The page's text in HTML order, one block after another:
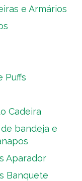
e Armários
Puffs
Cadeira
bandeja e
Aparador
Banquete